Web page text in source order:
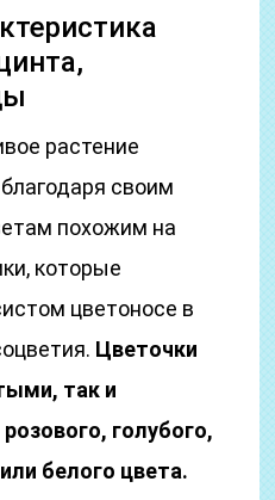
растение
своим
похожим на
которые
цветоносе в
Цветочки
так и
голубого,
белого цвета.